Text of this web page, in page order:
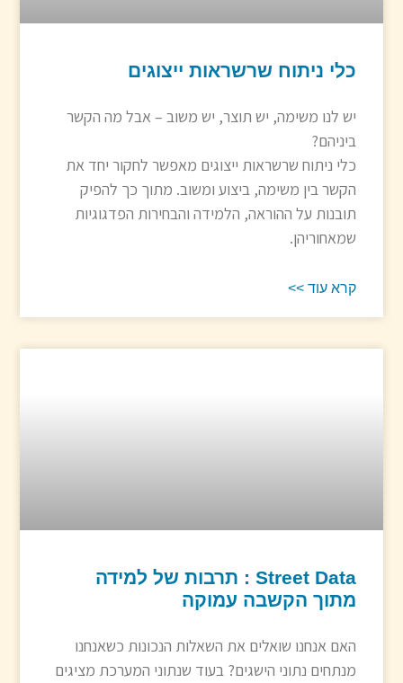
כלי ניתוח שרשראות ייצוגים
יש לנו משימה, יש תוצר, יש משוב – אבל מה הקשר
ביניהם?
כלי ניתוח שרשראות ייצוגים מאפשר לחקור יחד את
הקשר בין משימה, ביצוע ומשוב. מתוך כך להפיק
תובנות על ההוראה, הלמידה והבחירות הפדגוגיות
שמאחוריהן.
קרא עוד >>
Street Data : תרבות של למידה
מתוך הקשבה עמוקה
האם אנחנו שואלים את השאלות הנכונות כשאנחנו
מנתחים נתוני הישגים? בעוד שנתוני המערכת מציגים